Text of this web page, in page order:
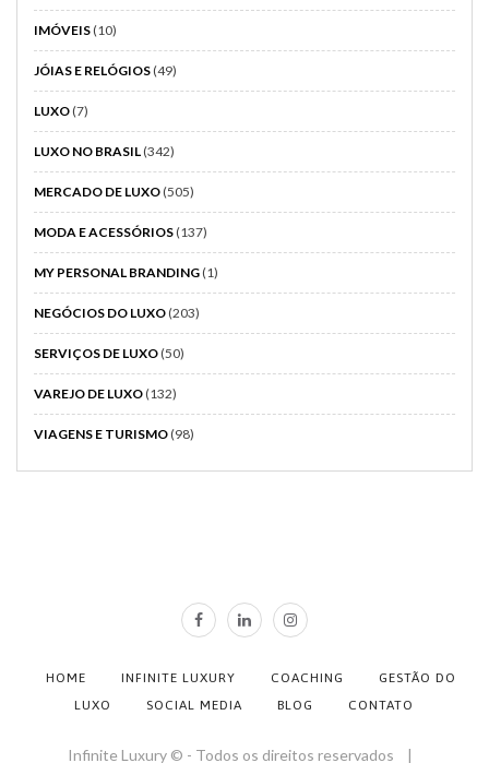
IMÓVEIS(10)
JÓIAS E RELÓGIOS(49)
LUXO(7)
LUXO NO BRASIL(342)
MERCADO DE LUXO(505)
MODA E ACESSÓRIOS(137)
MY PERSONAL BRANDING(1)
NEGÓCIOS DO LUXO(203)
SERVIÇOS DE LUXO(50)
VAREJO DE LUXO(132)
VIAGENS E TURISMO(98)
HOME INFINITE LUXURY COACHING
GESTÃO DO
LUXO
SOCIAL MEDIA BLOG CONTATO
Infinite Luxury © - Todos os direitos reservados |